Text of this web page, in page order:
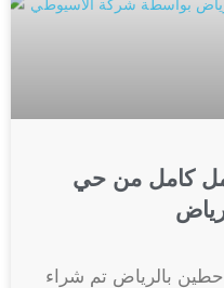
كامل من حي
بالرياض تم شراء